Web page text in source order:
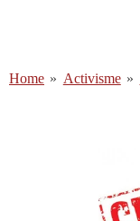
de
Home » Activisme »